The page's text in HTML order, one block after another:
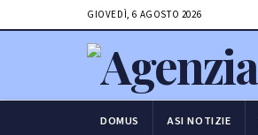
GIOVEDÌ, 6 AGOSTO 2026
DOMUS ASI NOTIZIE